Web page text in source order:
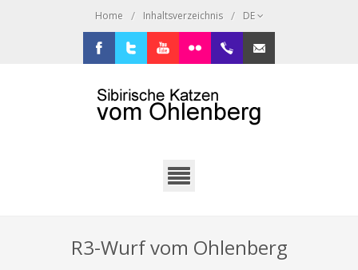
Home / Inhaltsverzeichnis / DE
R3-Wurf vom Ohlenberg